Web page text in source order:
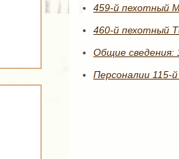
459-й пехотный
460-й пехотный
Общие сведения:
Персоналии 115-